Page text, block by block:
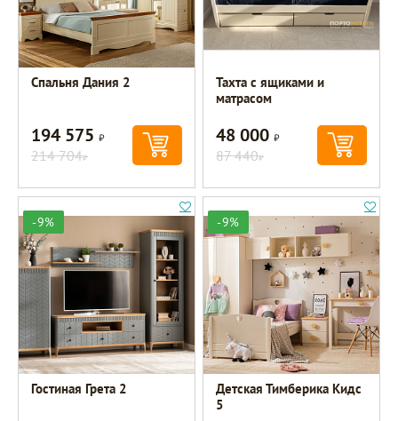
Спальня Дания 2
194 575Р
214 704Р
Тахта с ящиками и
матрасом
48 000Р
87 440Р
-9%
Гостиная Грета 2
-9%
Детская Тимберика Кидс
5